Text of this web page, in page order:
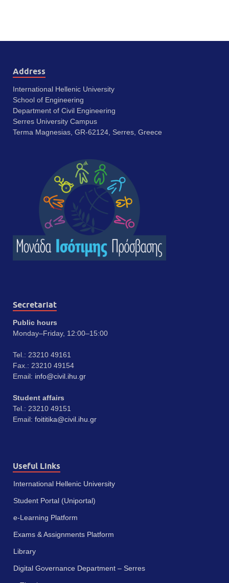
Address
International Hellenic University
School of Engineering
Department of Civil Engineering
Serres University Campus
Terma Magnesias, GR-62124, Serres, Greece
Secretariat
Public hours
Monday–Friday, 12:00–15:00
Tel.: 23210 49161
Fax.: 23210 49154
Email: info@civil.ihu.gr
Student affairs
Tel.: 23210 49151
Email: foititika@civil.ihu.gr
Useful Links
International Hellenic University
Student Portal (Uniportal)
e-Learning Platform
Exams & Assignments Platform
Library
Digital Governance Department – Serres